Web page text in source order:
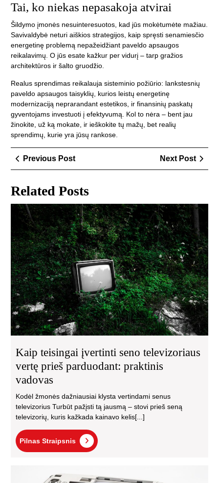
Tai, ko niekas nepasakoja atvirai
Šildymo įmonės nesuinteresuotos, kad jūs mokėtumėte mažiau.
Savivaldybė neturi aiškios strategijos, kaip spręsti senamiesčio
energetinę problemą nepažeidžiant paveldo apsaugos
reikalavimų. O jūs esate kažkur per vidurį – tarp gražios
architektūros ir šalto gruodžio.
Realus sprendimas reikalauja sisteminio požiūrio: lankstesnių
paveldo apsaugos taisyklių, kurios leistų energetinę
modernizaciją neprarandant estetikos, ir finansinių paskatų
gyventojams investuoti į efektyvumą. Kol to nėra – bent jau
žinokite, už ką mokate, ir ieškokite tų mažų, bet realių
sprendimų, kurie yra jūsų rankose.
Navigacija
tarp
įrašų
Previous PostPrevious
Post
Next Post
Next
Post
Related Posts
Kaip teisingai įvertinti seno televizoriaus
vertę prieš parduodant: praktinis
vadovas
Kodėl žmonės dažniausiai klysta vertindami senus
televizorius Turbūt pažįsti tą jausmą – stovi prieš seną
televizorių, kuris kažkada kainavo kelis[...]
Pilnas Straipsnis
Pilnas
Straipsnis